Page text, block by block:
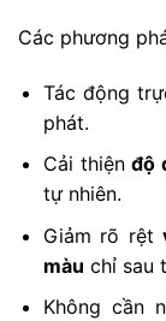
Các phương
Tác động
phát.
Cải thiệnđộ
tự nhiên.
Giảm rõ rệt
màu chỉ sau
Không cần